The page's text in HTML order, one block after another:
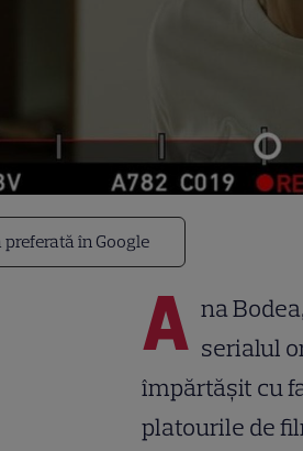
în Google
A na
serialul
împărtășit cu
platourile de